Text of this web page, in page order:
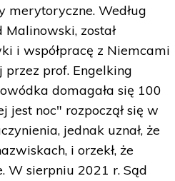
merytoryczne. Według
został
i współpracę z Niemcami
prof. Engelking
domagała się 100
jest noc" rozpoczął się w
jednak uznał, że
i orzekł, że
W sierpniu 2021 r. Sąd